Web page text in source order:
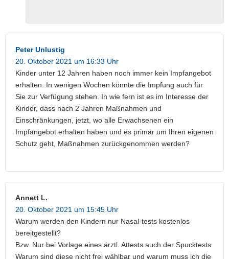
Peter Unlustig
20. Oktober 2021 um 16:33 Uhr
Kinder unter 12 Jahren haben noch immer kein Impfangebot
erhalten. In wenigen Wochen könnte die Impfung auch für
Sie zur Verfügung stehen. In wie fern ist es im Interesse der
Kinder, dass nach 2 Jahren Maßnahmen und
Einschränkungen, jetzt, wo alle Erwachsenen ein
Impfangebot erhalten haben und es primär um Ihren eigenen
Schutz geht, Maßnahmen zurückgenommen werden?
Annett L.
20. Oktober 2021 um 15:45 Uhr
Warum werden den Kindern nur Nasal-tests kostenlos
bereitgestellt?
Bzw. Nur bei Vorlage eines ärztl. Attests auch der Spucktests.
Warum sind diese nicht frei wählbar und warum muss ich die